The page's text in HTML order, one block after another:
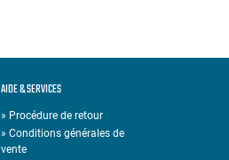
AIDE & SERVICES
» Procédure de retour
» Conditions générales de
vente